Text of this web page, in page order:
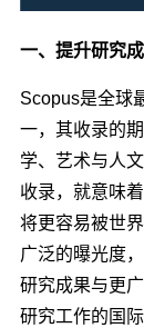
一、提升研究
Scopus是全球
一，其收录的
学、艺术与人
收录，就意味
将更容易被世
广泛的曝光度
研究成果与更
研究工作的国